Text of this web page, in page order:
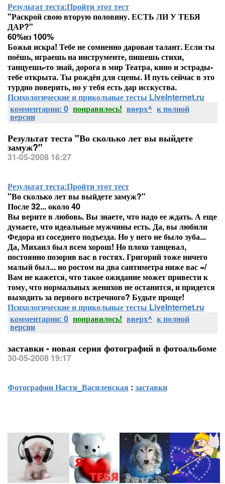
Результат теста:Пройти этот тест
"Раскрой свою вторую половину. ЕСТЬ ЛИ У ТЕБЯ
ДАР?"
60%из 100%
Божья искра! Тебе не сомненно дарован талант. Если ты
поёшь, играешь на инструменте, пишешь стихи,
танцуешь-то знай, дорога в мир Театра, кино и эстрады-
тебе открыта. Ты рождён для сцены. И путь сейчас в это
турдно поверить, но у тебя есть дар исскуства.
Психологические и прикольные тесты LiveInternet.ru
комментарии: 0 понравилось! вверх^ к полной
версии
Результат теста "Во сколько лет вы выйдете
замуж?"
31-05-2008 16:27
Результат теста:Пройти этот тест
"Во сколько лет вы выйдете замуж?"
После 32... около 40
Вы верите в любовь. Вы знаете, что надо ее ждать. А еще
думаете, что идеальные мужчины есть. Да, вы любили
Федора из соседнего подъезда. Но у него не было зуба...
Да, Михаил был всем хорош! Но плохо танцевал,
постоянно позорив вас в гостях. Григорий тоже ничего
малый был... но ростом на два сантиметра ниже вас =/
Вам не кажется, что такое ожидание может привести к
тому, что нормальных женихов не останится, и придется
выходить за первого встречного? Будьте проще!
Психологические и прикольные тесты LiveInternet.ru
комментарии: 0 понравилось! вверх^ к полной
версии
заставки - новая серия фотографий в фотоальбоме
30-05-2008 19:17
Фотографии Настя_Василевская : заставки